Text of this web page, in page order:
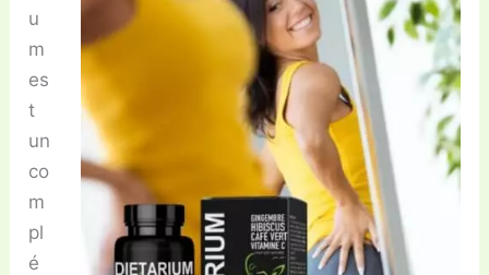
u
m
es
t
un
co
m
pl
é